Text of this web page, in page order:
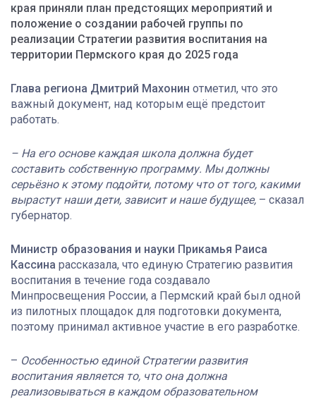
края приняли план предстоящих мероприятий и
положение о создании рабочей группы по
реализации Стратегии развития воспитания на
территории Пермского края до 2025 года
Глава региона Дмитрий Махонин отметил, что это
важный документ, над которым ещё предстоит
работать.
– На его основе каждая школа должна будет
составить собственную программу. Мы должны
серьёзно к этому подойти, потому что от того, какими
вырастут наши дети, зависит и наше будущее, – сказал
губернатор.
Министр образования и науки Прикамья Раиса
Кассина рассказала, что единую Стратегию развития
воспитания в течение года создавало
Минпросвещения России, а Пермский край был одной
из пилотных площадок для подготовки документа,
поэтому принимал активное участие в его разработке.
– Особенностью единой Стратегии развития
воспитания является то, что она должна
реализовываться в каждом образовательном